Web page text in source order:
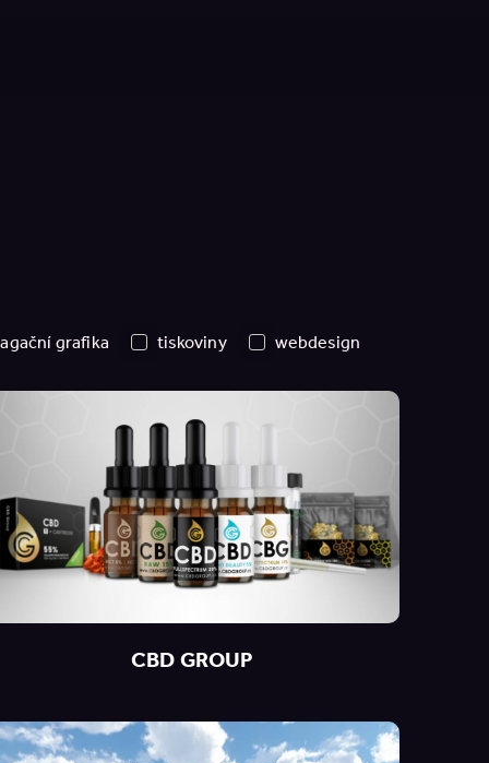
grafika tiskoviny webdesign
CBD GROUP